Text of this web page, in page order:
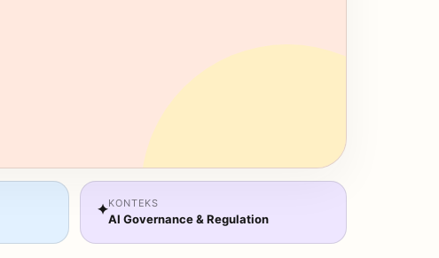
✦KONTEKS
AI Governance & Regulation